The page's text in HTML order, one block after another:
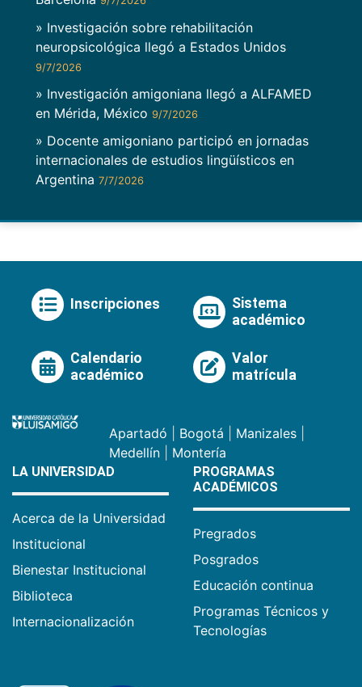
» Investigación sobre rehabilitación
neuropsicológica llegó a Estados Unidos
9/7/2026
» Investigación amigoniana llegó a ALFAMED
en Mérida, México 9/7/2026
» Docente amigoniano participó en jornadas
internacionales de estudios lingüísticos en
Argentina 7/7/2026
Inscripciones
Sistema
académico
Calendario
académico
Valor
matrícula
Apartadó Bogotá Manizales
Medellín
Montería
LA UNIVERSIDAD
Acerca de la Universidad
Institucional
Bienestar Institucional
Biblioteca
Internacionalización
PROGRAMAS
ACADÉMICOS
Pregrados
Posgrados
Educación continua
Programas Técnicos y
Tecnologías